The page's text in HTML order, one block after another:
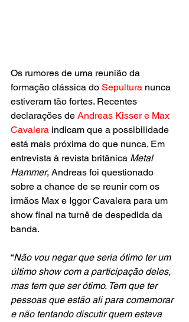
Os rumores de uma reunião da
formação clássica do Sepultura nunca
estiveram tão fortes. Recentes
declarações de Andreas Kisser e Max
Cavalera indicam que a possibilidade
está mais próxima do que nunca. Em
entrevista à revista britânica Metal
Hammer, Andreas foi questionado
sobre a chance de se reunir com os
irmãos Max e Iggor Cavalera para um
show final na turnê de despedida da
banda.
“Não vou negar que seria ótimo ter um
último show com a participação deles,
mas tem que ser ótimo. Tem que ter
pessoas que estão ali para comemorar
e não tentando discutir quem estava